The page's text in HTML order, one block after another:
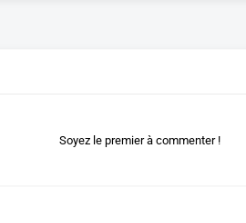
Soyez le premier à commenter !